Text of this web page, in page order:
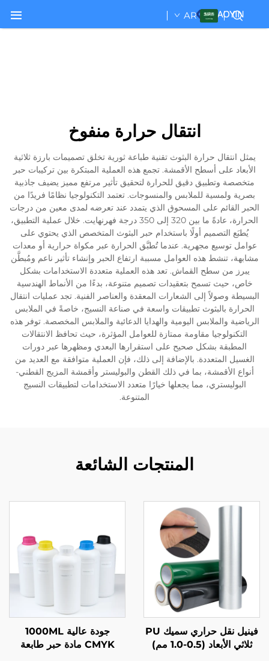
AR
انتقال حرارة منفوخ
يمثل انتقال حرارة البثوث تقنية طباعة ثورية تخلق تصميمات بارزة ثلاثية
الأبعاد على أسطح الأقمشة. تجمع هذه العملية المبتكرة بين تركيبات حبر
متخصصة وتطبيق دقيق للحرارة لتحقيق تأثير مرتفع مميز يضيف جاذبية
بصرية ولمسية للملابس والمنسوجات. تعتمد التكنولوجيا نظامًا فريدًا من
الحبر القائم على المسحوق الذي يتمدد عند تعرضه لمدى معين من درجات
الحرارة، عادةً ما بين 320 إلى 350 درجة فهرنهايت. خلال عملية التطبيق،
يُطبَع التصميم أولًا باستخدام حبر البثوث المتخصص الذي يحتوي على
عوامل توسيع مجهرية. عندما تُطبَّق الحرارة عبر مكواة حرارية أو معدات
مشابهة، تنشط هذه العوامل مسببة ارتفاع الحبر وإنشاء تأثير ناعم ومُبطَّن
يبرز من سطح القماش. تعد هذه العملية متعددة الاستخدامات بشكل
خاص، حيث تسمح بتعقيدات تصميم متنوعة، بدءًا من الأنماط الهندسية
البسيطة وصولاً إلى الشعارات المعقدة والعناصر الفنية. تجد عمليات انتقال
الحرارة بالبثوث تطبيقات واسعة في صناعة النسيج، خاصةً في الملابس
الرياضية والملابس اليومية والهدايا الدعائية والملابس المخصصة. توفر هذه
التكنولوجيا مقاومة ممتازة للعوامل المؤثرة، حيث تحافظ الانتقالات
المطبقة بشكل صحيح على استقرارها البعدي ومظهرها عبر دورات
الغسيل المتعددة. بالإضافة إلى ذلك، فإن العملية متوافقة مع العديد من
أنواع الأقمشة، بما في ذلك القطن والبوليستر وأقمشة المزيج القطني-
البوليستري، مما يجعلها خيارًا متعدد الاستخدامات لتطبيقات النسيج
المتنوعة.
المنتجات الشائعة
فينيل نقل حراري سميك PU
ثلاثي الأبعاد (0.5-1.0 مم)
جودة عالية 1000ML
CMYK مادة حبر طابعة